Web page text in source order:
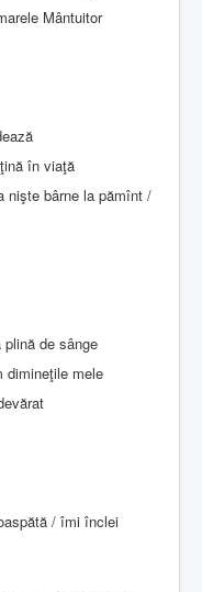
Mântuitor
în viaţă
nişte bârne la pămînt /
de sânge
dimineţile mele
/ îmi înclei